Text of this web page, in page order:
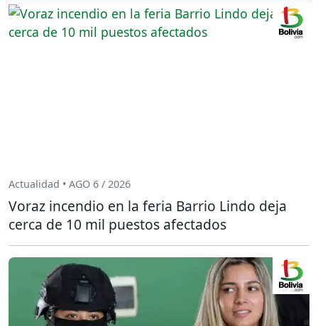
Actualidad • AGO 6 / 2026
Voraz incendio en la feria Barrio Lindo deja
cerca de 10 mil puestos afectados